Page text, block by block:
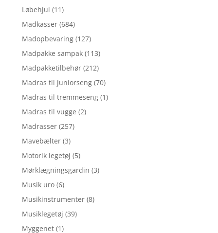
Løbehjul (11)
Madkasser (684)
Madopbevaring (127)
Madpakke sampak (113)
Madpakketilbehør (212)
Madras til juniorseng (70)
Madras til tremmeseng (1)
Madras til vugge (2)
Madrasser (257)
Mavebælter (3)
Motorik legetøj (5)
Mørklægningsgardin (3)
Musik uro (6)
Musikinstrumenter (8)
Musiklegetøj (39)
Myggenet (1)